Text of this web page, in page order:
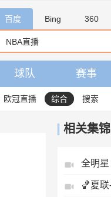
百度 Bing 360
球队 赛事
欧冠直播 综合 搜索
相关集锦